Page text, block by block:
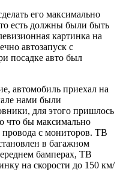
его максимально
есть должны были быть
картинка на
автозапуск с
посадке авто был
автомобиль приехал на
нами были
для этого пришлось
что бы максимально
провода с мониторов. ТВ
в багажном
бамперах, ТВ
на скорости до 150 км/